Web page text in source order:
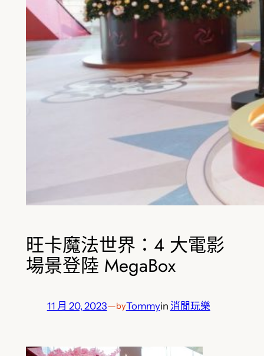
旺卡魔法世界：4 大電影
場景登陸 MegaBox
11 月 20, 2023—byTommyin 消閒玩樂